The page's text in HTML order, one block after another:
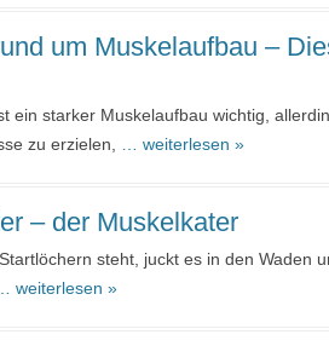
um Muskelaufbau –
ein starker Muskelaufbau wichtig,
zu erzielen,
… weiterlesen »
– der Muskelkater
steht, juckt es in den Waden
… weiterlesen »